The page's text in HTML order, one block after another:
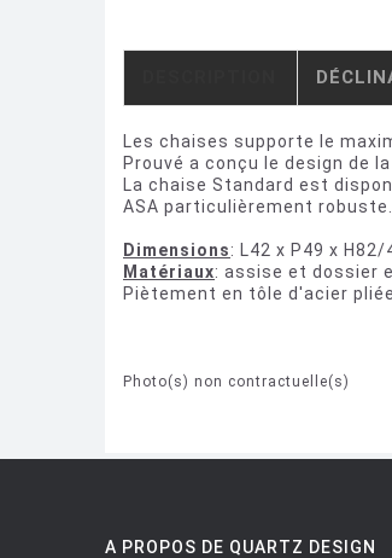
Les chaises supporte le
Prouvé a conçu le design de
La chaise Standard est
ASA particulièrement robuste.
Dimensions: L42 x P49 x H82/
Matériaux: assise et dossier
Piètement en tôle d'acier
Photo(s) non contractuelle(s)
A PROPOS DE QUARTZ DESIGN